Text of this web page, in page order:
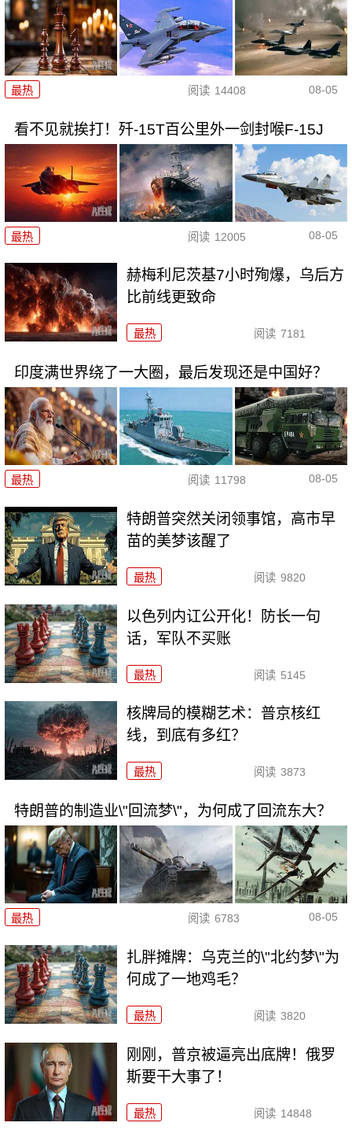
最热 阅读 14408 08-05
看不见就挨打！歼-15T百公里外一剑封喉F-15J
最热 阅读 12005 08-05
赫梅利尼茨基7小时殉爆，乌后方
比前线更致命
最热 阅读 7181
印度满世界绕了一大圈，最后发现还是中国好？
最热 阅读 11798 08-05
特朗普突然关闭领事馆，高市早
苗的美梦该醒了
最热 阅读 9820
以色列内讧公开化！防长一句
话，军队不买账
最热 阅读 5145
核牌局的模糊艺术：普京核红
线，到底有多红？
最热 阅读 3873
特朗普的制造业\"回流梦\"，为何成了回流东大？
最热 阅读 6783 08-05
扎胖摊牌：乌克兰的\"北约梦\"为
何成了一地鸡毛？
最热 阅读 3820
刚刚，普京被逼亮出底牌！俄罗
斯要干大事了！
最热 阅读 14848